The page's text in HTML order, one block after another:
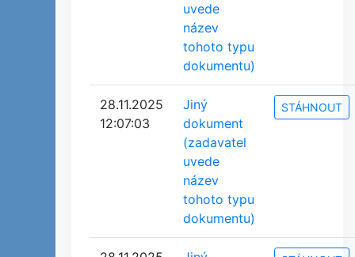
uvede
název
tohoto typu
dokumentu)
28.11.2025
12:07:03
Jiný
dokument
(zadavatel
uvede
název
tohoto typu
dokumentu)
STÁHNOUT